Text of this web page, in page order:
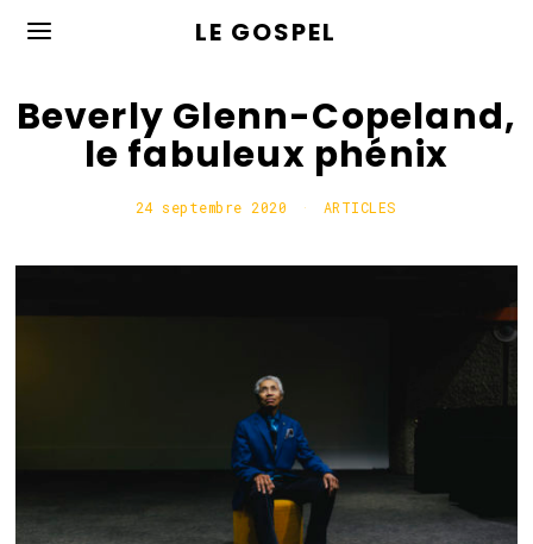
LE GOSPEL
Beverly Glenn-Copeland,
le fabuleux phénix
24 septembre 2020
e
2
0
2
0
ARTICLES